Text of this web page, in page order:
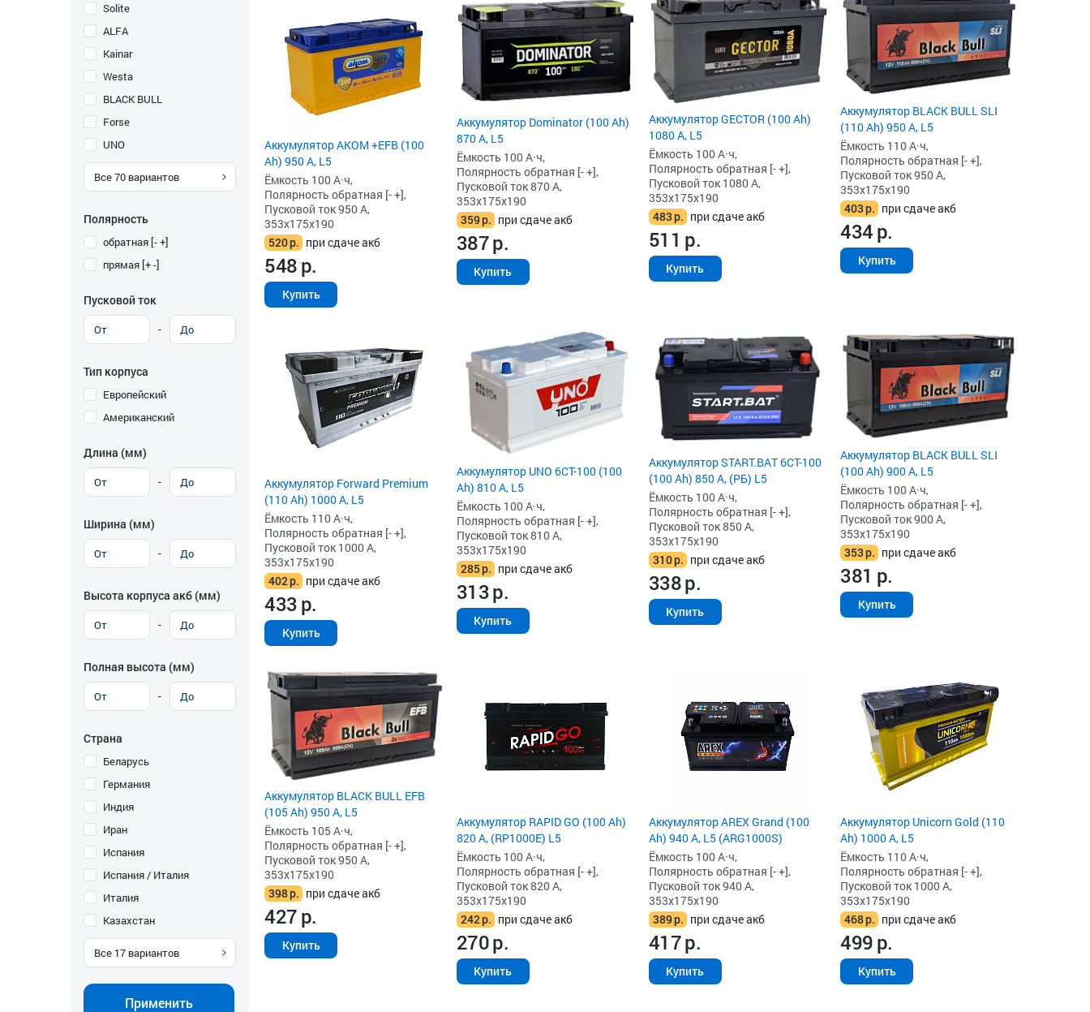
Solite
ALFA
Kainar
Westa
BLACK BULL
Forse
UNO
Все70 вариантов
Полярность
обратная [- +]
прямая [+ -]
Пусковой ток
-
Тип корпуса
Европейский
Американский
Длина (мм)
-
Ширина (мм)
-
Высота корпуса акб (мм)
-
Полная высота (мм)
-
Страна
Беларусь
Германия
Индия
Иран
Испания
Испания / Италия
Италия
Казахстан
Все 17 вариантов
Применить
Аккумулятор AKOM +EFB (100
Ah) 950 А, L5
Ёмкость 100 А·ч,
Полярность обратная [- +],
Пусковой ток 950 А,
353x175x190
520р. при сдаче акб
548р.
Купить
Аккумулятор Dominator (100 Ah)
870 А, L5
Ёмкость 100 А·ч,
Полярность обратная [- +],
Пусковой ток 870 А,
353x175x190
359р. при сдаче акб
387р.
Купить
Аккумулятор GECTOR (100 Ah)
1080 А, L5
Ёмкость 100 А·ч,
Полярность обратная [- +],
Пусковой ток 1080 А,
353x175x190
483р. при сдаче акб
511 р.
Купить
Аккумулятор BLACK BULL SLI
(110 Ah) 950 А, L5
Ёмкость 110 А·ч,
Полярность обратная [- +],
Пусковой ток 950 А,
353x175x190
403р. при сдаче акб
434р.
Купить
Аккумулятор Forward Premium
(110 Ah) 1000 А, L5
Ёмкость 110 А·ч,
Полярность обратная [- +],
Пусковой ток 1000 А,
353x175x190
402р. при сдаче акб
433р.
Купить
Аккумулятор UNO 6CT-100 (100
Ah) 810 А, L5
Ёмкость 100 А·ч,
Полярность обратная [- +],
Пусковой ток 810 А,
353x175x190
285р. при сдаче акб
313р.
Купить
Аккумулятор START.BAT 6CT-100
(100 Ah) 850 А, (РБ) L5
Ёмкость 100 А·ч,
Полярность обратная [- +],
Пусковой ток 850 А,
353x175x190
310р. при сдаче акб
338р.
Купить
Аккумулятор BLACK BULL SLI
(100 Ah) 900 А, L5
Ёмкость 100 А·ч,
Полярность обратная [- +],
Пусковой ток 900 А,
353x175x190
353р. при сдаче акб
381 р.
Купить
Аккумулятор BLACK BULL EFB
(105 Ah) 950 А, L5
Ёмкость 105 А·ч,
Полярность обратная [- +],
Пусковой ток 950 А,
353x175x190
398р. при сдаче акб
427р.
Купить
Аккумулятор RAPID GO (100 Ah)
820 А, (RP1000E) L5
Ёмкость 100 А·ч,
Полярность обратная [- +],
Пусковой ток 820 А,
353x175x190
242р. при сдаче акб
270р.
Купить
Аккумулятор AREX Grand (100
Ah) 940 А, L5 (ARG1000S)
Ёмкость 100 А·ч,
Полярность обратная [- +],
Пусковой ток 940 А,
353x175x190
389р. при сдаче акб
417р.
Купить
Аккумулятор Unicorn Gold (110
Ah) 1000 А, L5
Ёмкость 110 А·ч,
Полярность обратная [- +],
Пусковой ток 1000 А,
353x175x190
468р. при сдаче акб
499р.
Купить